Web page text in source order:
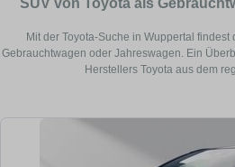
Mit der Toyota-Suche in Wuppertal findest
Gebrauchtwagen oder Jahreswagen. Ein
Herstellers Toyota aus dem